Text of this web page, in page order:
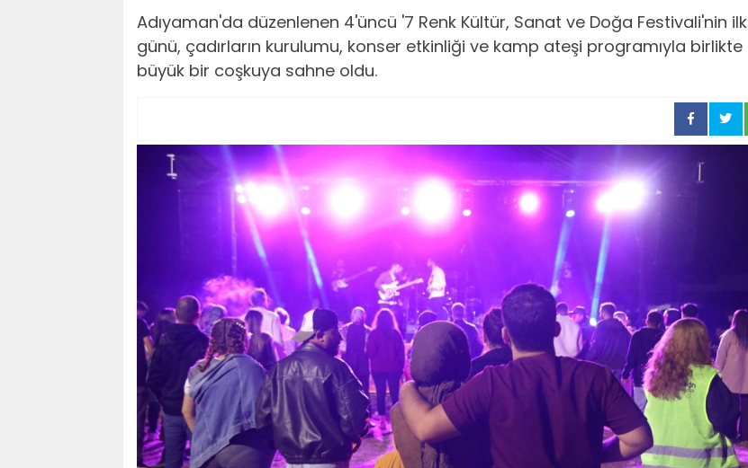
Adıyaman'da düzenlenen 4'üncü '7 Renk Kültür, Sanat ve Doğa Festivali'nin ilk
günü, çadırların kurulumu, konser etkinliği ve kamp ateşi programıyla birlikte
büyük bir coşkuya sahne oldu.